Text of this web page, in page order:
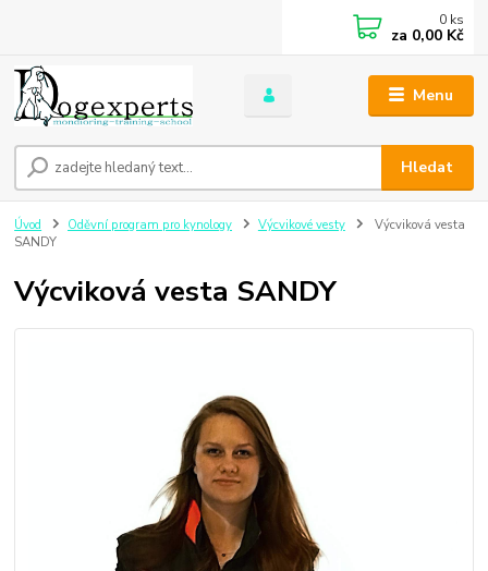
Menu
Hledat
0 ks
za 0,00 Kč
Úvod Oděvní program pro kynology Výcvikové vesty
Výcviková vesta
SANDY
Výcviková vesta SANDY